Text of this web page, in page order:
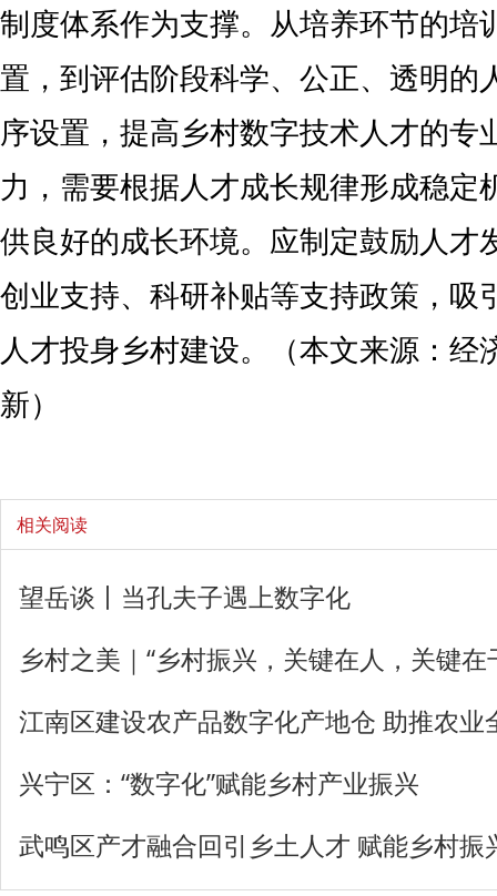
制度体系作为支撑。从培养环节的培
置，到评估阶段科学、公正、透明的
序设置，提高乡村数字技术人才的专
力，需要根据人才成长规律形成稳定
供良好的成长环境。应制定鼓励人才
创业支持、科研补贴等支持政策，吸
人才投身乡村建设。（本文来源：经
新）
相关阅读
望岳谈丨当孔夫子遇上数字化
乡村之美｜“乡村振兴，关键在人，关键在
江南区建设农产品数字化产地仓 助推农业
兴宁区：“数字化”赋能乡村产业振兴
武鸣区产才融合回引乡土人才 赋能乡村振